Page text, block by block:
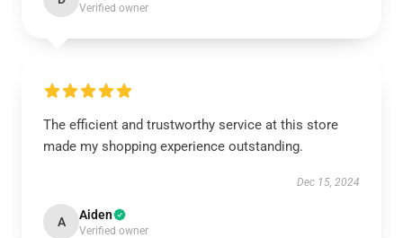
Verified owner
The efficient and trustworthy service at this store
made my shopping experience outstanding.
Dec 15, 2024
A Aiden
Verified owner